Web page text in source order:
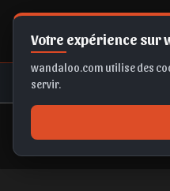
Votre expérience sur
wandaloo.com utilise des
servir.